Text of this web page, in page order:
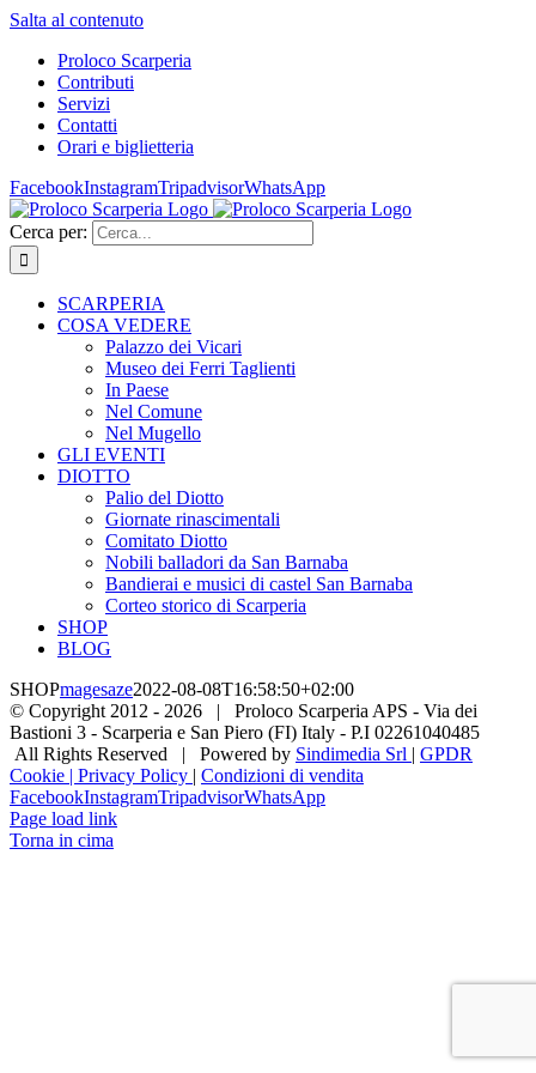
Salta al contenuto
Proloco Scarperia
Contributi
Servizi
Contatti
Orari e biglietteria
FacebookInstagramTripadvisorWhatsApp
Cerca per:
SCARPERIA
COSA VEDERE
Palazzo dei Vicari
Museo dei Ferri Taglienti
In Paese
Nel Comune
Nel Mugello
GLI EVENTI
DIOTTO
Palio del Diotto
Giornate rinascimentali
Comitato Diotto
Nobili balladori da San Barnaba
Bandierai e musici di castel San Barnaba
Corteo storico di Scarperia
SHOP
BLOG
SHOPmagesaze2022-08-08T16:58:50+02:00
© Copyright 2012 - 2026 | Proloco Scarperia APS - Via dei
Bastioni 3 - Scarperia e San Piero (FI) Italy - P.I 02261040485
All Rights Reserved | Powered by Sindimedia Srl | GPDR
Cookie | Privacy Policy | Condizioni di vendita
FacebookInstagramTripadvisorWhatsApp
Page load link
Torna in cima